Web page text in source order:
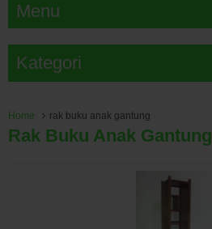
Menu
Kategori
Home rak buku anak gantung
Rak Buku Anak Gantung